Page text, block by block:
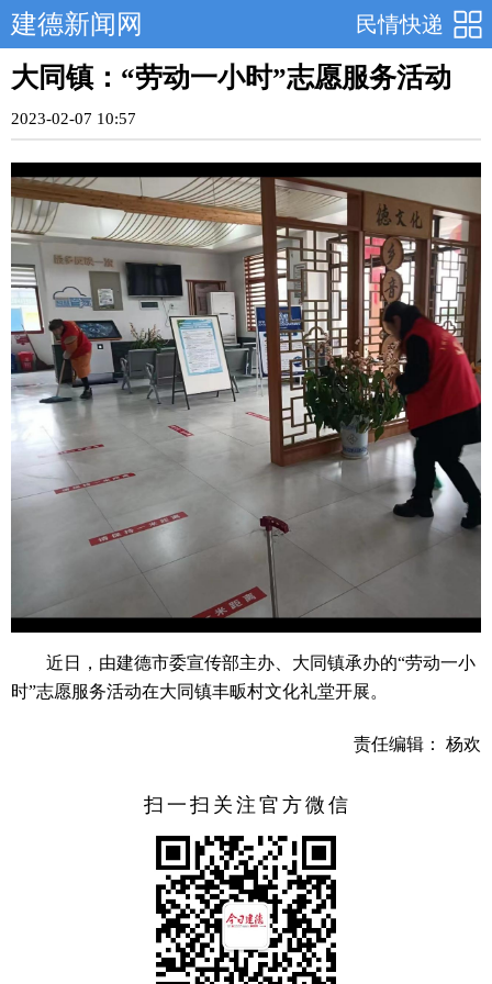
民情快递
建德新闻网
大同镇：“劳动一小时”志愿服务活动
2023-02-07 10:57
近日，由建德市委宣传部主办、大同镇承办的“劳动一小
时”志愿服务活动在大同镇丰畈村文化礼堂开展。
责任编辑： 杨欢
扫一扫关注官方微信